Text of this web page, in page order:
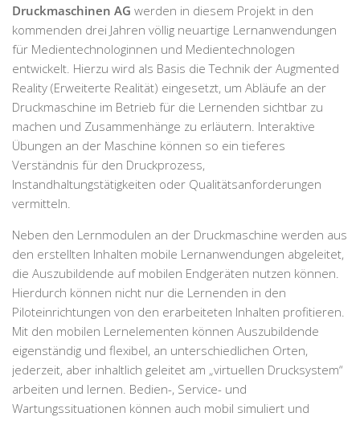
Druckmaschinen AG werden in diesem Projekt in den
kommenden drei Jahren völlig neuartige Lernanwendungen
für Medientechnologinnen und Medientechnologen
entwickelt. Hierzu wird als Basis die Technik der Augmented
Reality (Erweiterte Realität) eingesetzt, um Abläufe an der
Druckmaschine im Betrieb für die Lernenden sichtbar zu
machen und Zusammenhänge zu erläutern. Interaktive
Übungen an der Maschine können so ein tieferes
Verständnis für den Druckprozess,
Instandhaltungstätigkeiten oder Qualitätsanforderungen
vermitteln.
Neben den Lernmodulen an der Druckmaschine werden aus
den erstellten Inhalten mobile Lernanwendungen abgeleitet,
die Auszubildende auf mobilen Endgeräten nutzen können.
Hierdurch können nicht nur die Lernenden in den
Piloteinrichtungen von den erarbeiteten Inhalten profitieren.
Mit den mobilen Lernelementen können Auszubildende
eigenständig und flexibel, an unterschiedlichen Orten,
jederzeit, aber inhaltlich geleitet am „virtuellen Drucksystem“
arbeiten und lernen. Bedien-, Service- und
Wartungssituationen können auch mobil simuliert und